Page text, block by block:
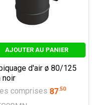
AJOUTER AU PANIER
d'air ø 80/125
noir
comprises 87.50